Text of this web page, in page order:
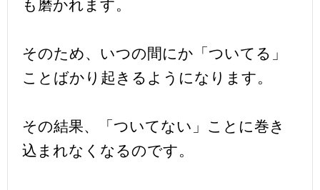
も磨かれます。
そのため、いつの間にか「ついてる」
ことばかり起きるようになります。
その結果、「ついてない」ことに巻き
込まれなくなるのです。